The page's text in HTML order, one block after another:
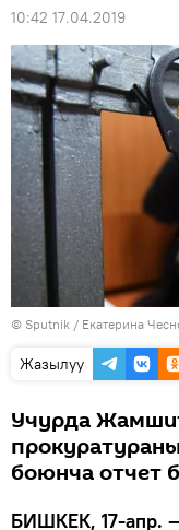
10:42 17.04.2019
© Sputnik / Екатерина
Жазылуу
Учурда
боюнча отчет
БИШКЕК, 17-апр.